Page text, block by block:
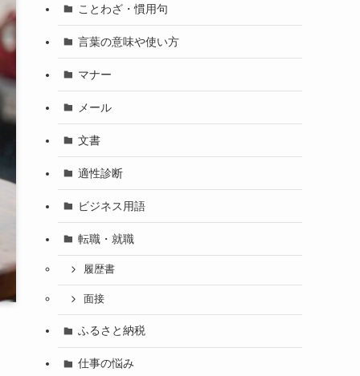
ことわざ・慣用句
言葉の意味や使い方
マナー
メール
文書
適性診断
ビジネス用語
転職・就職
履歴書
面接
ふるさと納税
仕事の悩み